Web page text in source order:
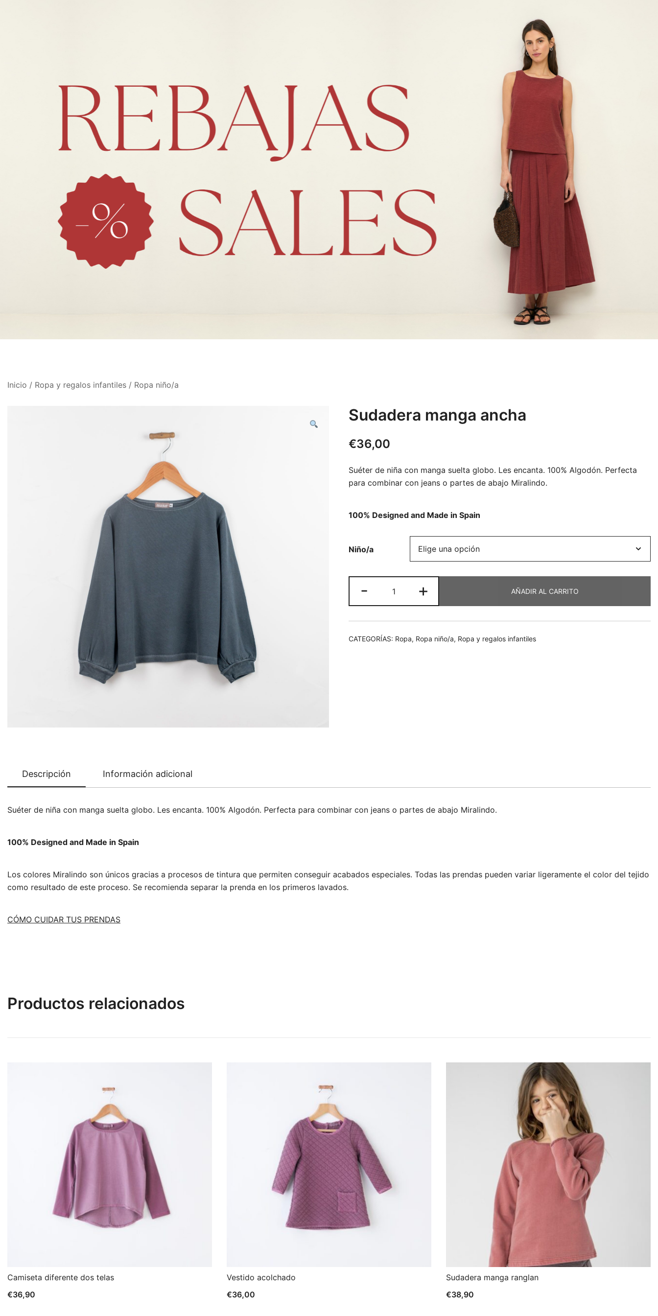
Inicio / Ropa y regalos infantiles / Ropa niño/a
Sudadera manga ancha
€36,00
Suéter de niña con manga suelta globo. Les encanta. 100% Algodón. Perfecta
para combinar con jeans o partes de abajo Miralindo.
100% Designed and Made in Spain
Niño/a
-
manga
ancha
cantidad
+ AÑADIR AL CARRITO
CATEGORÍAS: Ropa, Ropa niño/a, Ropa y regalos infantiles
Descripción Información adicional
Suéter de niña con manga suelta globo. Les encanta. 100% Algodón. Perfecta para combinar con jeans o partes de abajo Miralindo.
100% Designed and Made in Spain
Los colores Miralindo son únicos gracias a procesos de tintura que permiten conseguir acabados especiales. Todas las prendas pueden variar ligeramente el color del tejido
como resultado de este proceso. Se recomienda separar la prenda en los primeros lavados.
CÓMO CUIDAR TUS PRENDAS
Productos relacionados
Camiseta diferente dos telas
€36,90
Vestido acolchado
€36,00
Sudadera manga ranglan
€38,90